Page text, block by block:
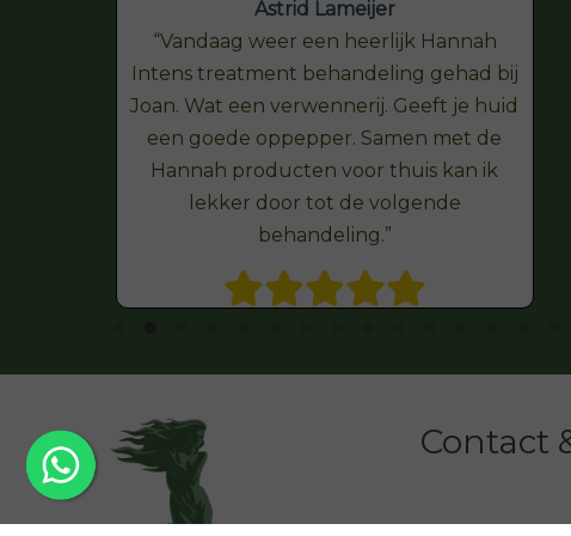
Astrid Lameijer
Vandaag weer een heerlijk Hannah
Intens treatment behandeling gehad bij
Joan. Wat een verwennerij. Geeft je huid
een goede oppepper. Samen met de
Hannah producten voor thuis kan ik
lekker door tot de volgende
behandeling.
Contact